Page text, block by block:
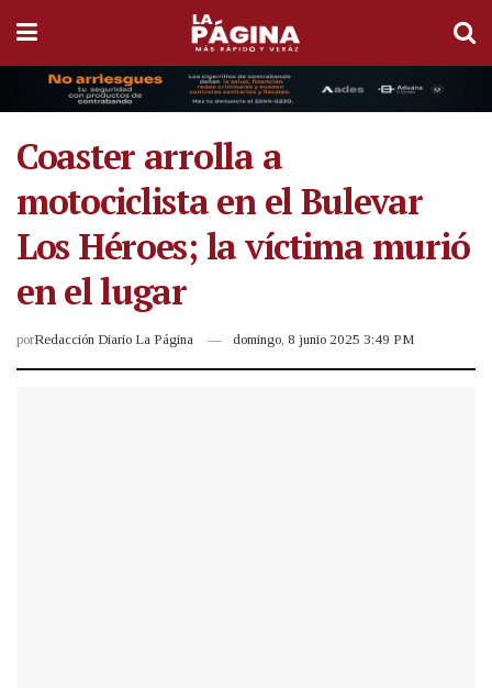
Coaster arrolla a
motociclista en el Bulevar
Los Héroes; la víctima murió
en el lugar
porRedacción Diario La Página domingo, 8 junio 2025 3:49 PM